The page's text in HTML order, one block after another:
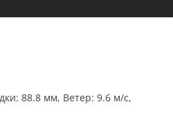
88.8 мм, Ветер: 9.6 м/с,